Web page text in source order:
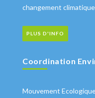
changement
PLUS D'INFO
Coordination
Mouvement